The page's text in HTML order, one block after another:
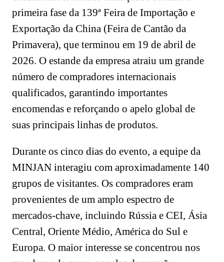
primeira fase da 139ª Feira de Importação e
Exportação da China (Feira de Cantão da
Primavera), que terminou em 19 de abril de
2026. O estande da empresa atraiu um grande
número de compradores internacionais
qualificados, garantindo importantes
encomendas e reforçando o apelo global de
suas principais linhas de produtos.
Durante os cinco dias do evento, a equipe da
MINJAN interagiu com aproximadamente 140
grupos de visitantes. Os compradores eram
provenientes de um amplo espectro de
mercados-chave, incluindo Rússia e CEI, Ásia
Central, Oriente Médio, América do Sul e
Europa. O maior interesse se concentrou nos